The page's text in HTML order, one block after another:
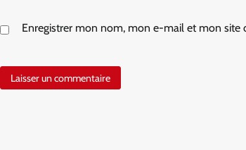
Enregistrer mon nom, mon e-mail et mon